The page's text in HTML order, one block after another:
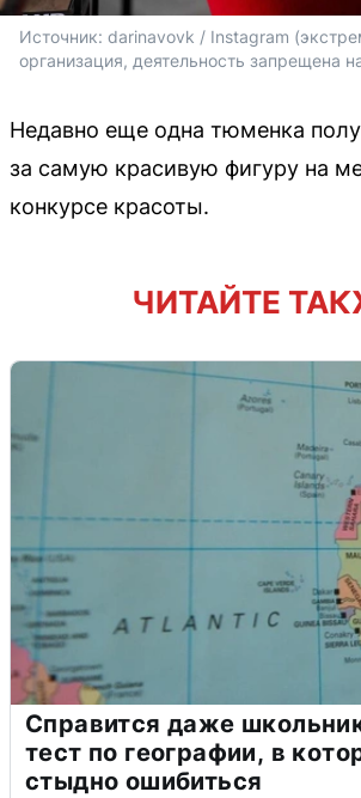
Источник: darinavovk / Instagram
организация, деятельность запрещена
Недавно еще одна тюменка
за самую красивую фигуру на
конкурсе красоты.
ЧИТАЙТЕ
Справится даже
тест по географии, в
стыдно ошибиться